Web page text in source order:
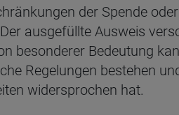
der Spende
ausgefüllte Ausweis
besonderer Bedeutung
Regelungen bestehen
widersprochen hat.